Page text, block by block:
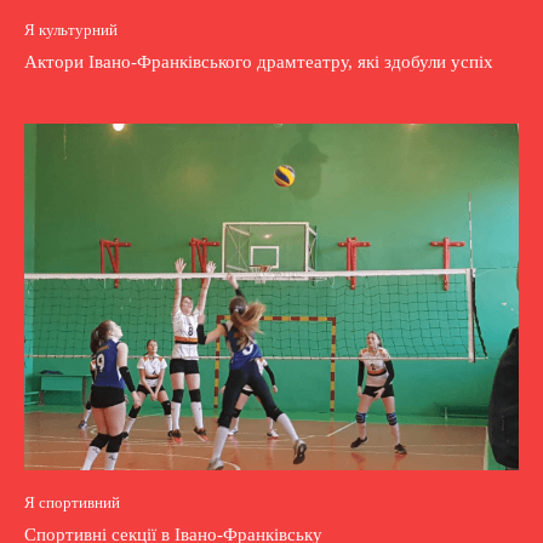
Я культурний
Актори Івано-Франківського драмтеатру, які здобули успіх
Я спортивний
Спортивні секції в Івано-Франківську